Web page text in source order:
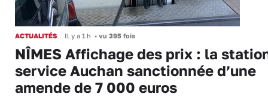
ACTUALITÉS Il y a 1 h • vu 395 fois
NÎMES Affichage des prix : la
service Auchan sanctionnée d’une
amende de 7 000 euros